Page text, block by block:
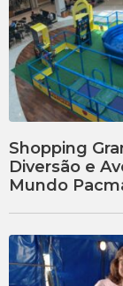
Shopping
Diversão e
Mundo